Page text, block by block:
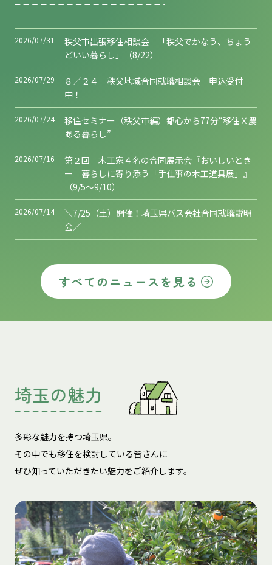
2026/07/31
秩父市出張移住相談会 「秩父でかなう、ちょう
どいい暮らし」（8/22）
2026/07/29
８／２４ 秩父地域合同就職相談会 申込受付
中！
2026/07/24
移住セミナー（秩父市編）都心から77分“移住Ｘ農
ある暮らし”
2026/07/16
第２回 木工家４名の合同展示会『おいしいとき
ー 暮らしに寄り添う「手仕事の木工道具展」』
（9/5～9/10）
2026/07/14
＼7/25（土）開催！埼玉県バス会社合同就職説明
会／
すべてのニュースを見る
埼玉の魅力
多彩な魅力を持つ埼玉県。
その中でも移住を検討している皆さんに
ぜひ知っていただきたい魅力をご紹介します。